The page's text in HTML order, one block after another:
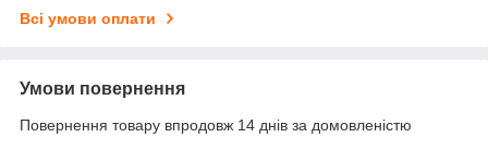
Всі умови оплати
Умови повернення
Повернення товару впродовж 14 днів за домовленістю